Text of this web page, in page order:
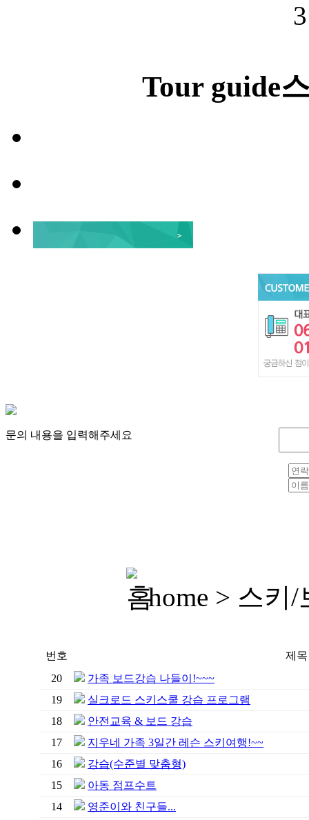
Tour guide
문의 내용을 입력해주세요
home > 스키
번호
제목
20
가족 보드강습 나들이!~~~
19
실크로드 스키스쿨 강습 프로그램
18
안전교육 & 보드 강습
17
지우네 가족 3일간 레슨 스키여행!~~
16
강습(수준별 맞춤형)
15
아동 점프수트
14
영준이와 친구들...